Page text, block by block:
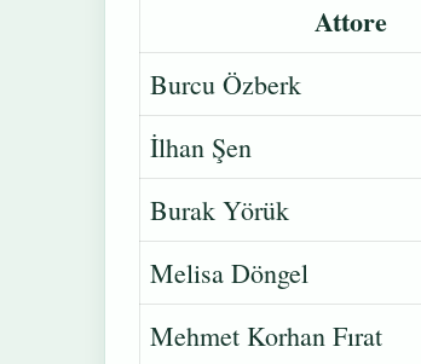
Attore
Burcu Özberk
İlhan Şen
Burak Yörük
Melisa Döngel
Mehmet Korhan Fırat